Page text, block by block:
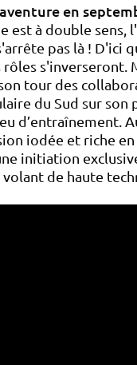
en
est à double sens,
pas là ! D'ici
rôles s'inverseront.
tour des
du Sud sur
d’entraînement.
iodée et riche
initiation
volant de haute